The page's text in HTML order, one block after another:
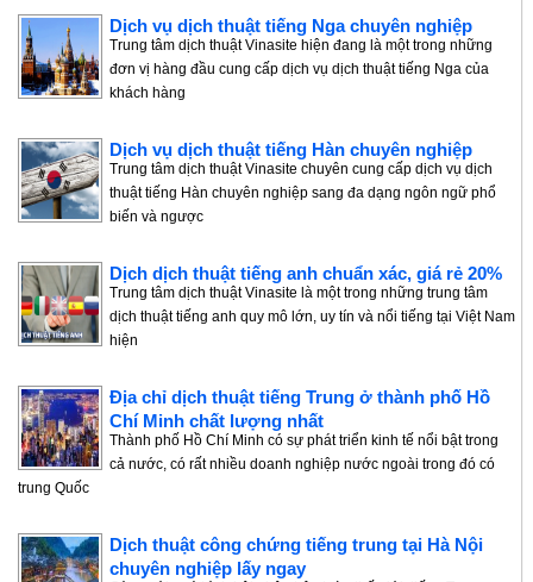
Dịch vụ dịch thuật tiếng Nga chuyên nghiệp
Trung tâm dịch thuật Vinasite hiện đang là một trong những
đơn vị hàng đầu cung cấp dịch vụ dịch thuật tiếng Nga của
khách hàng
Dịch vụ dịch thuật tiếng Hàn chuyên nghiệp
Trung tâm dịch thuật Vinasite chuyên cung cấp dịch vụ dịch
thuật tiếng Hàn chuyên nghiệp sang đa dạng ngôn ngữ phổ
biến và ngược
Dịch dịch thuật tiếng anh chuẩn xác, giá rẻ 20%
Trung tâm dịch thuật Vinasite là một trong những trung tâm
dịch thuật tiếng anh quy mô lớn, uy tín và nổi tiếng tại Việt Nam
hiện
Địa chỉ dịch thuật tiếng Trung ở thành phố Hồ
Chí Minh chất lượng nhất
Thành phố Hồ Chí Minh có sự phát triển kinh tế nổi bật trong
cả nước, có rất nhiều doanh nghiệp nước ngoài trong đó có
trung Quốc
Dịch thuật công chứng tiếng trung tại Hà Nội
chuyên nghiệp lấy ngay